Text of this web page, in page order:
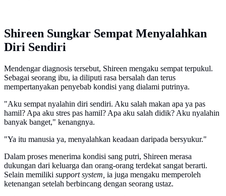
Shireen Sungkar Sempat Menyalahkan
Diri Sendiri
Mendengar diagnosis tersebut, Shireen mengaku sempat terpukul.
Sebagai seorang ibu, ia diliputi rasa bersalah dan terus
mempertanyakan penyebab kondisi yang dialami putrinya.
"Aku sempat nyalahin diri sendiri. Aku salah makan apa ya pas
hamil? Apa aku stres pas hamil? Apa aku salah didik? Aku nyalahin
banyak banget," kenangnya.
"Ya itu manusia ya, menyalahkan keadaan daripada bersyukur."
Dalam proses menerima kondisi sang putri, Shireen merasa
dukungan dari keluarga dan orang-orang terdekat sangat berarti.
Selain memiliki support system, ia juga mengaku memperoleh
ketenangan setelah berbincang dengan seorang ustaz.